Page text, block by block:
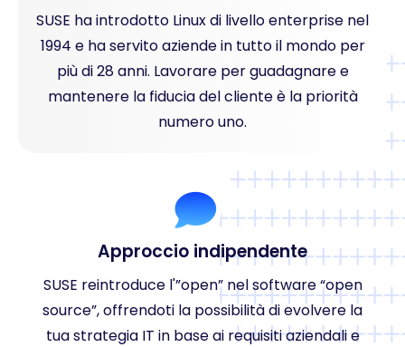
SUSE ha introdotto Linux di livello enterprise nel
1994 e ha servito aziende in tutto il mondo per
più di 28 anni. Lavorare per guadagnare e
mantenere la fiducia del cliente è la priorità
numero uno.
Approccio indipendente
SUSE reintroduce l'”open” nel software “open
source”, offrendoti la possibilità di evolvere la
tua strategia IT in base ai requisiti aziendali e